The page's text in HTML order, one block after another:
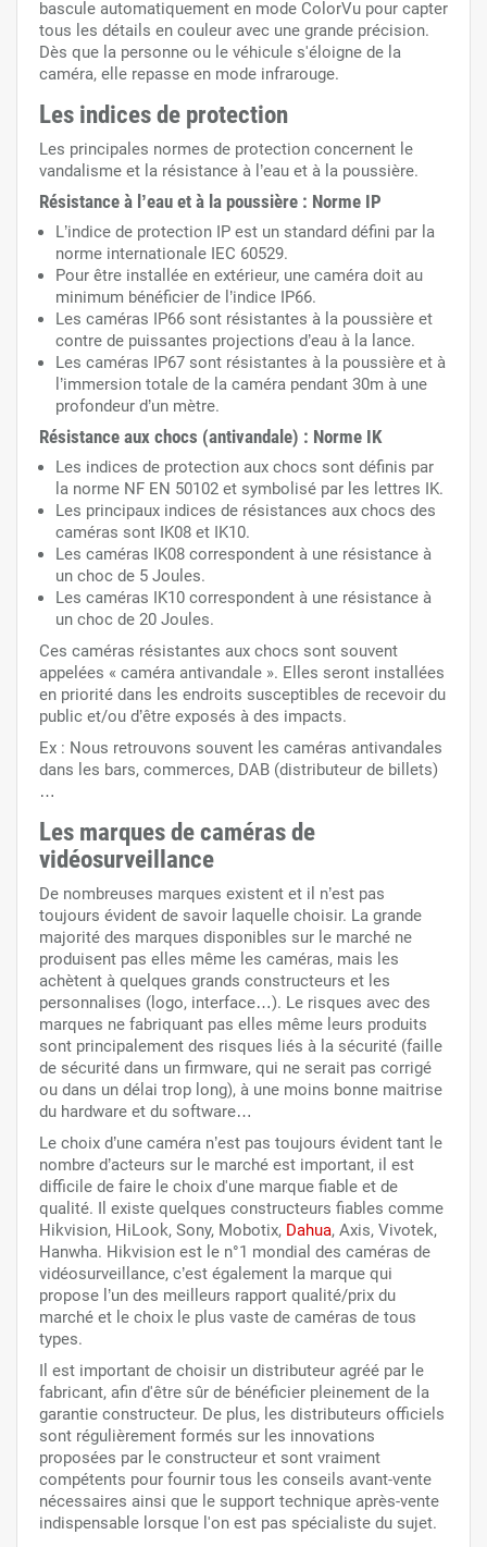
bascule automatiquement en mode ColorVu pour capter
tous les détails en couleur avec une grande précision.
Dès que la personne ou le véhicule s'éloigne de la
caméra, elle repasse en mode infrarouge.
Les indices de protection
Les principales normes de protection concernent le
vandalisme et la résistance à l’eau et à la poussière.
Résistance à l’eau et à la poussière : Norme IP
L’indice de protection IP est un standard défini par la
norme internationale IEC 60529.
Pour être installée en extérieur, une caméra doit au
minimum bénéficier de l’indice IP66.
Les caméras IP66 sont résistantes à la poussière et
contre de puissantes projections d’eau à la lance.
Les caméras IP67 sont résistantes à la poussière et à
l’immersion totale de la caméra pendant 30m à une
profondeur d’un mètre.
Résistance aux chocs (antivandale) : Norme IK
Les indices de protection aux chocs sont définis par
la norme NF EN 50102 et symbolisé par les lettres IK.
Les principaux indices de résistances aux chocs des
caméras sont IK08 et IK10.
Les caméras IK08 correspondent à une résistance à
un choc de 5 Joules.
Les caméras IK10 correspondent à une résistance à
un choc de 20 Joules.
Ces caméras résistantes aux chocs sont souvent
appelées « caméra antivandale ». Elles seront installées
en priorité dans les endroits susceptibles de recevoir du
public et/ou d’être exposés à des impacts.
Ex : Nous retrouvons souvent les caméras antivandales
dans les bars, commerces, DAB (distributeur de billets)
…
Les marques de caméras de
vidéosurveillance
De nombreuses marques existent et il n’est pas
toujours évident de savoir laquelle choisir. La grande
majorité des marques disponibles sur le marché ne
produisent pas elles même les caméras, mais les
achètent à quelques grands constructeurs et les
personnalises (logo, interface…). Le risques avec des
marques ne fabriquant pas elles même leurs produits
sont principalement des risques liés à la sécurité (faille
de sécurité dans un firmware, qui ne serait pas corrigé
ou dans un délai trop long), à une moins bonne maitrise
du hardware et du software…
Le choix d’une caméra n’est pas toujours évident tant le
nombre d’acteurs sur le marché est important, il est
difficile de faire le choix d'une marque fiable et de
qualité. Il existe quelques constructeurs fiables comme
Hikvision, HiLook, Sony, Mobotix, Dahua, Axis, Vivotek,
Hanwha. Hikvision est le n°1 mondial des caméras de
vidéosurveillance, c’est également la marque qui
propose l’un des meilleurs rapport qualité/prix du
marché et le choix le plus vaste de caméras de tous
types.
Il est important de choisir un distributeur agréé par le
fabricant, afin d'être sûr de bénéficier pleinement de la
garantie constructeur. De plus, les distributeurs officiels
sont régulièrement formés sur les innovations
proposées par le constructeur et sont vraiment
compétents pour fournir tous les conseils avant-vente
nécessaires ainsi que le support technique après-vente
indispensable lorsque l'on est pas spécialiste du sujet.